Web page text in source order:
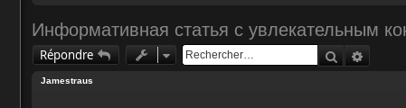
Информативная статья с увлекательным
Répondre Rechercher
Jamestraus